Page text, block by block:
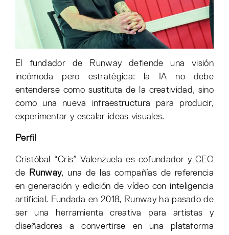
El fundador de Runway defiende una visión
incómoda pero estratégica: la IA no debe
entenderse como sustituta de la creatividad, sino
como una nueva infraestructura para producir,
experimentar y escalar ideas visuales.
Perfil
Cristóbal “Cris” Valenzuela es cofundador y CEO
de
Runway, una de las compañías de referencia
en generación y edición de vídeo con inteligencia
artificial. Fundada en 2018, Runway ha pasado de
ser una herramienta creativa para artistas y
diseñadores a convertirse en una plataforma